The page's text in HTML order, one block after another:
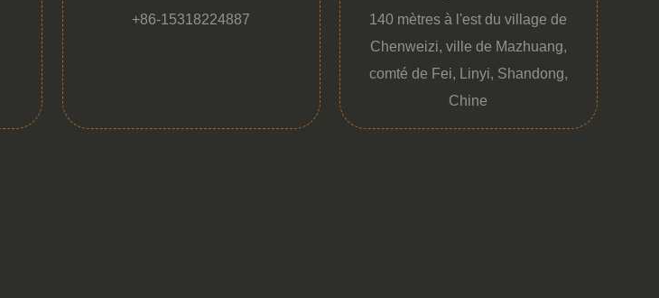
+86-15318224887
140 mètres à l'est du village de
Chenweizi, ville de Mazhuang,
comté de Fei, Linyi, Shandong,
Chine